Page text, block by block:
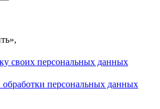
своих персональных данных
обработки персональных данных